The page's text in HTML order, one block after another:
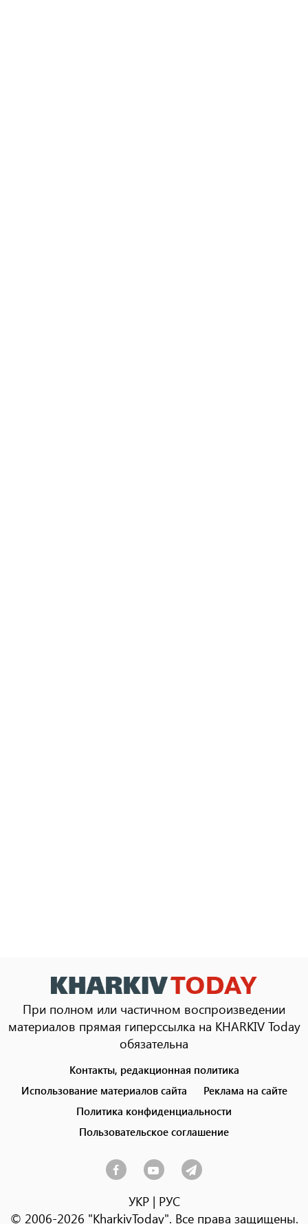
При полном или частичном воспроизведении
материалов прямая гиперссылка на KHARKIV Today
обязательна
menu
Контакты, редакционная политика
Использование материалов сайта
Реклама на сайте
Политика конфиденциальности
Пользовательское соглашение
УКР| РУС
© 2006-2026 "KharkivToday". Все права защищены.